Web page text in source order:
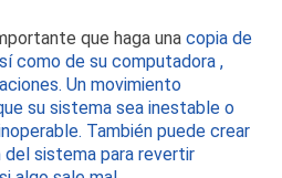
que haga una copia de
como de su computadora ,
Un movimiento
su sistema sea inestable o
También puede crear
del sistema para revertir